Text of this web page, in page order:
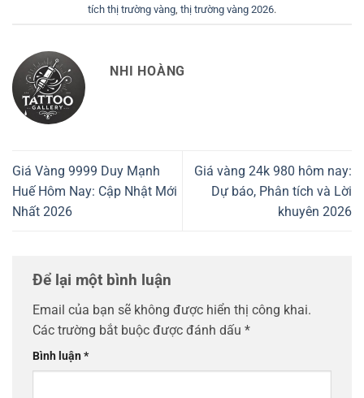
tích thị trường vàng thị trường vàng 2026.
NHI HOÀNG
Giá Vàng 9999 Duy Mạnh
Huế Hôm Nay: Cập Nhật Mới
Nhất 2026
Giá vàng 24k 980 hôm nay:
Dự báo, Phân tích và Lời
khuyên 2026
Để lại một bình luận
Email của bạn sẽ không được hiển thị công khai.
Các trường bắt buộc được đánh dấu *
Bình luận*